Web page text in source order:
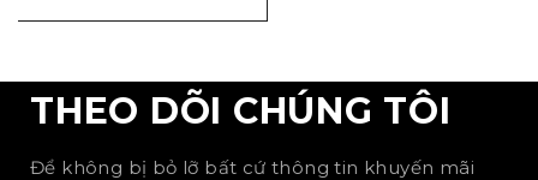
THEO DÕI CHÚNG TÔI
Để không bị bỏ lỡ bất cứ thông tin khuyến mãi